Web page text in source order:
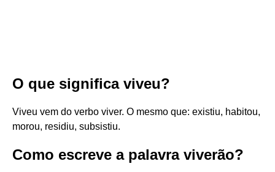
O que significa viveu?
Viveu vem do verbo viver. O mesmo que: existiu, habitou,
morou, residiu, subsistiu.
Como escreve a palavra viverão?